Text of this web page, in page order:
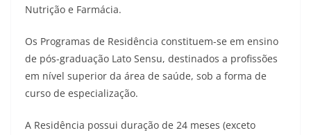
Nutrição e Farmácia.
Os Programas de Residência constituem-se em ensino
de pós-graduação Lato Sensu, destinados a profissões
em nível superior da área de saúde, sob a forma de
curso de especialização.
A Residência possui duração de 24 meses (exceto